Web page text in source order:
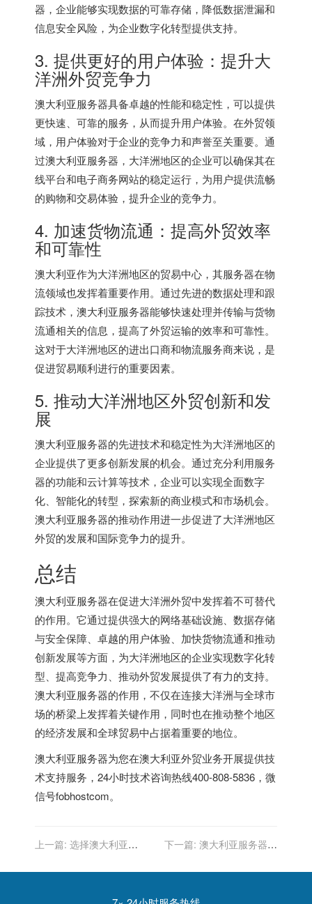
器 ，企业能够实现数据的可靠存储，降低数据泄漏和
信息安全风险，为企业数字化转型提供支持。
3. 提供更好的用户体验：提升大
洋洲外贸竞争力
澳大利亚服务器具备卓越的性能和稳定性，可以提供
更快速、可靠的服务，从而提升用户体验。在外贸领
域，用户体验对于企业的竞争力和声誉至关重要。通
过澳大利亚服务器 ，大洋洲地区的企业可以确保其在
线平台和电子商务网站的稳定运行，为用户提供流畅
的购物和交易体验，提升企业的竞争力。
4. 加速货物流通：提高外贸效率
和可靠性
澳大利亚作为大洋洲地区的贸易中心，其服务器在物
流领域也发挥着重要作用。通过先进的数据处理和跟
踪技术，澳大利亚服务器能够快速处理并传输与货物
流通相关的信息，提高了外贸运输的效率和可靠性。
这对于大洋洲地区的进出口商和物流服务商来说，是
促进贸易顺利进行的重要因素。
5. 推动大洋洲地区外贸创新和发
展
澳大利亚服务器的先进技术和稳定性为大洋洲地区的
企业提供了更多创新发展的机会。通过充分利用服务
器的功能和云计算等技术，企业可以实现全面数字
化、智能化的转型，探索新的商业模式和市场机会。
澳大利亚服务器的推动作用进一步促进了大洋洲地区
外贸的发展和国际竞争力的提升。
总结
澳大利亚服务器在促进大洋洲外贸中发挥着不可替代
的作用。它通过提供强大的网络基础设施、数据存储
与安全保障、卓越的用户体验、加快货物流通和推动
创新发展等方面，为大洋洲地区的企业实现数字化转
型、提高竞争力、推动外贸发展提供了有力的支持。
澳大利亚服务器的作用，不仅在连接大洋洲与全球市
场的桥梁上发挥着关键作用，同时也在推动整个地区
的经济发展和全球贸易中占据着重要的地位。
澳大利亚服务器为您在澳大利亚外贸业务开展提供技
术支持服务，24小时技术咨询热线400-808-5836，微
信号fobhostcom。
上一篇: 选择澳大利亚
验
下一篇: 澳大利亚服务器：
支持者